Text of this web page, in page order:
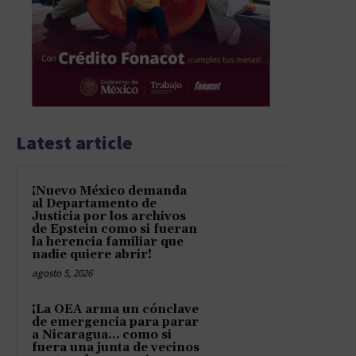
Latest article
¡Nuevo México demanda
al Departamento de
Justicia por los archivos
de Epstein como si fueran
la herencia familiar que
nadie quiere abrir!
agosto 5, 2026
¡La OEA arma un cónclave
de emergencia para parar
a Nicaragua… como si
fuera una junta de vecinos